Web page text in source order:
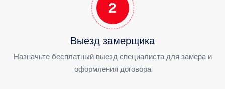
2
Выезд замерщика
Назначьте бесплатный выезд специалиста для замера и
оформления договора